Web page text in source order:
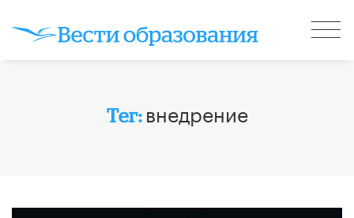
Тег: внедрение